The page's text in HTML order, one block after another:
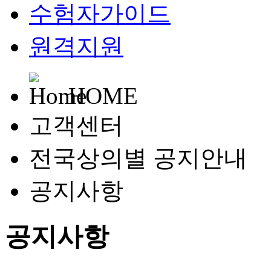
수험자가이드
원격지원
HOME
고객센터
전국상의별 공지안내
공지사항
공지사항